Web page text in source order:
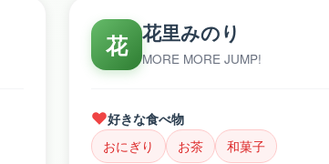
花 花里みのり
MORE MORE JUMP!
好きな食べ物
おにぎり
お茶
和菓子